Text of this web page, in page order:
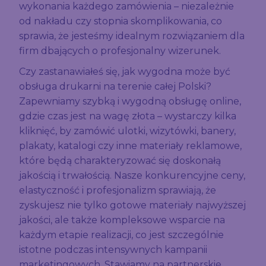
wykonania każdego zamówienia – niezależnie
od nakładu czy stopnia skomplikowania, co
sprawia, że jesteśmy idealnym rozwiązaniem dla
firm dbających o profesjonalny wizerunek.
Czy zastanawiałeś się, jak wygodna może być
obsługa drukarni na terenie całej Polski?
Zapewniamy szybką i wygodną obsługę online,
gdzie czas jest na wagę złota – wystarczy kilka
kliknięć, by zamówić ulotki, wizytówki, banery,
plakaty, katalogi czy inne materiały reklamowe,
które będą charakteryzować się doskonałą
jakością i trwałością. Nasze konkurencyjne ceny,
elastyczność i profesjonalizm sprawiają, że
zyskujesz nie tylko gotowe materiały najwyższej
jakości, ale także kompleksowe wsparcie na
każdym etapie realizacji, co jest szczególnie
istotne podczas intensywnych kampanii